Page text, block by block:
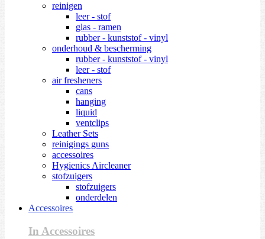
reinigen
leer - stof
glas - ramen
rubber - kunststof - vinyl
onderhoud & bescherming
rubber - kunststof - vinyl
leer - stof
air fresheners
cans
hanging
liquid
ventclips
Leather Sets
reinigings guns
accessoires
Hygienics Aircleaner
stofzuigers
stofzuigers
onderdelen
Accessoires
In Accessoires